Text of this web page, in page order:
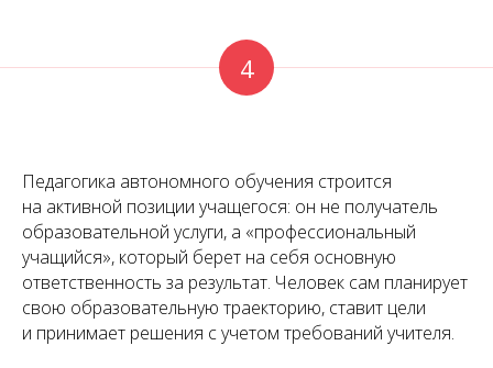
4
Педагогика автономного обучения строится
на активной позиции учащегося: он не получатель
образовательной услуги, а «профессиональный
учащийся», который берет на себя основную
ответственность за результат. Человек сам планирует
свою образовательную траекторию, ставит цели
и принимает решения с учетом требований учителя.